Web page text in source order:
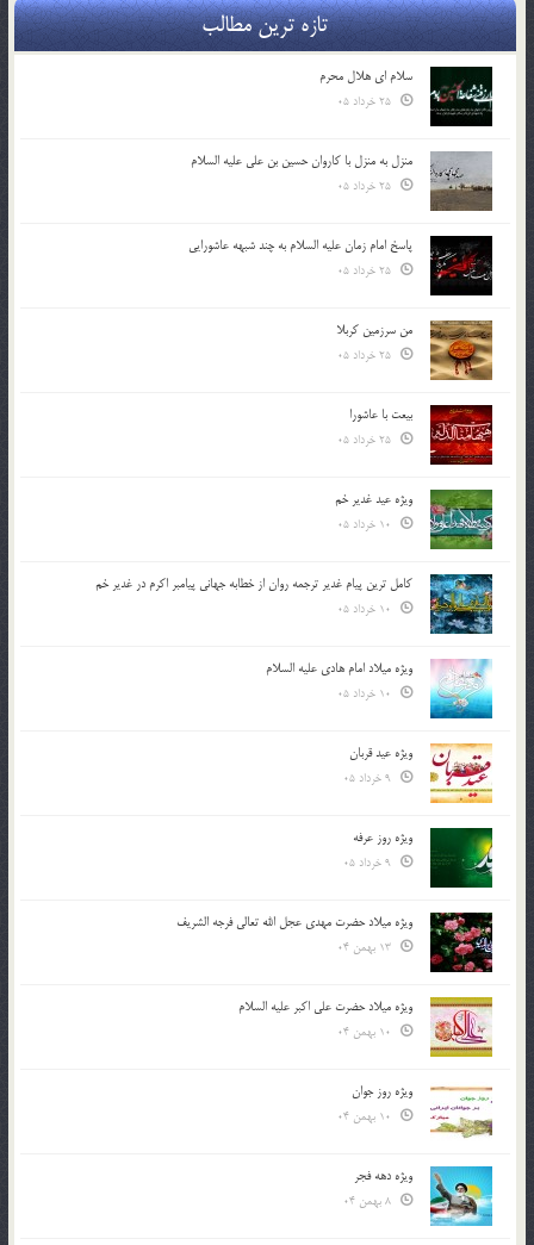
تازه ترین مطالب
سلام ای هلال محرم
منزل به منزل با کاروان حسین بن علی علیه السلام
پاسخ امام زمان علیه السلام به چند شبهه عاشورایی
من سرزمین کربلا
بیعت با عاشورا
ویژه عید غدیر خم
کامل ترین پیام غدیر ترجمه روان از خطابه جهانی پیامبر اکرم در غدیر خم
ویژه میلاد امام هادی علیه السلام
ویژه عید قربان
ویژه روز عرفه
ویژه میلاد حضرت مهدی عجل الله تعالی فرجه الشريف
ویژه میلاد حضرت علی اکبر علیه السلام
ویژه روز جوان
ویژه دهه فجر